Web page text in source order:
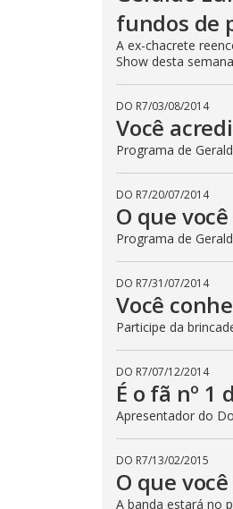
fundos de
A ex-chacrete
Show desta
DO R7/03/08/2014
Você
Programa de
DO R7/20/07/2014
O que
Programa de
DO R7/31/07/2014
Você
Participe da
DO R7/07/12/2014
É o fã nº 1
Apresentador do
DO R7/13/02/2015
O que
A banda estará no